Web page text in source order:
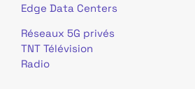
Edge Data Centers
Réseaux 5G privés
TNT Télévision
Radio